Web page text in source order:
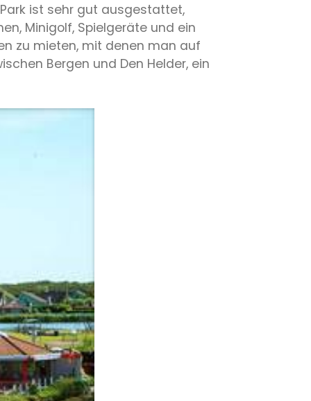
ist sehr gut ausgestattet,
Minigolf, Spielgeräte und ein
zu mieten, mit denen man auf
Bergen und Den Helder, ein